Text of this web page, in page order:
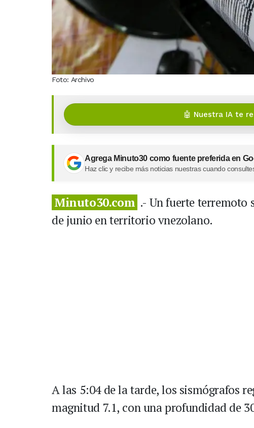
Foto: Archivo
🤖 Nuestra IA te
Agrega Minuto30 como fuente preferida en
Haz clic y recibe más noticias nuestras cuando
Minuto30.com .- Un fuerte terremoto
de junio en territorio vnezolano.
A las 5:04 de la tarde, los sismógrafos
magnitud 7.1, con una profundidad de